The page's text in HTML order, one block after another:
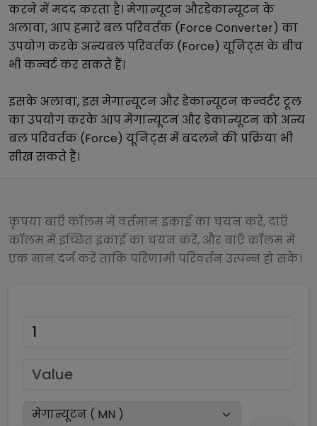
करने में मदद करता है। मेगान्यूटन औरडेकान्यूटनके
अलावा, आप हमारेबल परिवर्तक (Force Converter) का
उपयोग करके अन्यबल परिवर्तक (Force) यूनिट्स के बीच
भी कन्वर्ट कर सकते हैं।
इसके अलावा, इसमेगान्यूटन औरडेकान्यूटनकन्वर्टर टूल
का उपयोग करके आपमेगान्यूटन औरडेकान्यूटनको अन्य
बल परिवर्तक (Force) यूनिट्स में बदलने की प्रक्रिया भी
सीख सकते हैं।
कृपया बाएँ कॉलम में वर्तमान इकाई का चयन करें, दाएँ
कॉलम में इच्छित इकाई का चयन करें, और बाएँ कॉलम में
एक मान दर्ज करें ताकि परिणामी परिवर्तन उत्पन्न हो सके।